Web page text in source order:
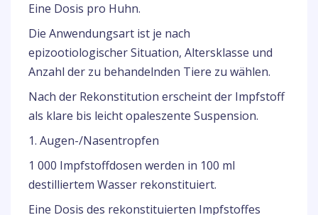
Eine Dosis pro Huhn.
Die Anwendungsart ist je nach
epizootiologischer Situation, Altersklasse und
Anzahl der zu behandelnden Tiere zu wählen.
Nach der Rekonstitution erscheint der Impfstoff
als klare bis leicht opaleszente Suspension.
1. Augen-/Nasentropfen
1 000 Impfstoffdosen werden in 100 ml
destilliertem Wasser rekonstituiert.
Eine Dosis des rekonstituierten Impfstoffes